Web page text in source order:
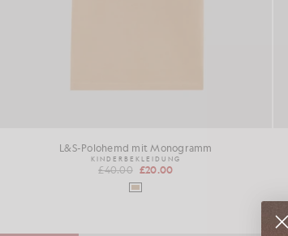
L&S-Polohemd mit Monogramm
KINDERBEKLEIDUNG
£40.00 £20.00